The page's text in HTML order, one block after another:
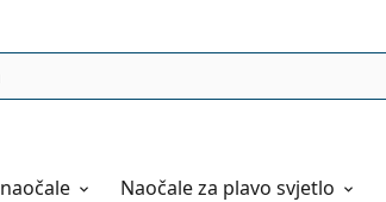
Naočaleza plavo svjetlo